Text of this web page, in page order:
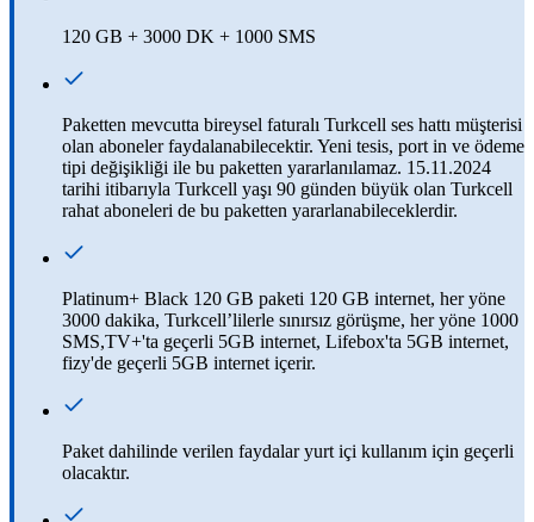
120 GB + 3000 DK + 1000 SMS
Paketten mevcutta bireysel faturalı Turkcell ses hattı müşterisi
olan aboneler faydalanabilecektir. Yeni tesis, port in ve ödeme
tipi değişikliği ile bu paketten yararlanılamaz. 15.11.2024
tarihi itibarıyla Turkcell yaşı 90 günden büyük olan Turkcell
rahat aboneleri de bu paketten yararlanabileceklerdir. ​
Platinum+ Black 120 GB paketi 120 GB internet, her yöne
3000 dakika, Turkcell’lilerle sınırsız görüşme, her yöne 1000
SMS,TV+'ta geçerli 5GB internet, Lifebox'ta 5GB internet,
fizy'de geçerli 5GB internet içerir.
Paket dahilinde verilen faydalar yurt içi kullanım için geçerli
olacaktır.